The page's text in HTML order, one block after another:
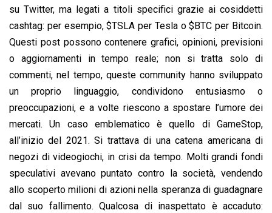
su Twitter, ma legati a titoli specifici grazie ai cosiddetti
cashtag: per esempio, $TSLA per Tesla o $BTC per Bitcoin.
Questi post possono contenere grafici, opinioni, previsioni
o aggiornamenti in tempo reale; non si tratta solo di
commenti, nel tempo, queste community hanno sviluppato
un proprio linguaggio, condividono entusiasmo o
preoccupazioni, e a volte riescono a spostare l’umore dei
mercati. Un caso emblematico è quello di GameStop,
all’inizio del 2021. Si trattava di una catena americana di
negozi di videogiochi, in crisi da tempo. Molti grandi fondi
speculativi avevano puntato contro la società, vendendo
allo scoperto milioni di azioni nella speranza di guadagnare
dal suo fallimento. Qualcosa di inaspettato è accaduto: